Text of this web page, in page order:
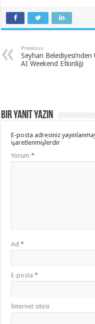
Previous
Seyhan Belediyesi’nden
AI Weekend Etkinliği
Bir yanıt yazın
E-posta adresiniz
işaretlenmişlerdir
Yorum*
Ad*
E-posta*
İnternet sitesi